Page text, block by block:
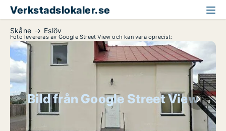
Verkstadslokaler.se
Skåne Eslöv
Foto levereras av Google Street View och kan vara oprecist:
Bild från Google Street View